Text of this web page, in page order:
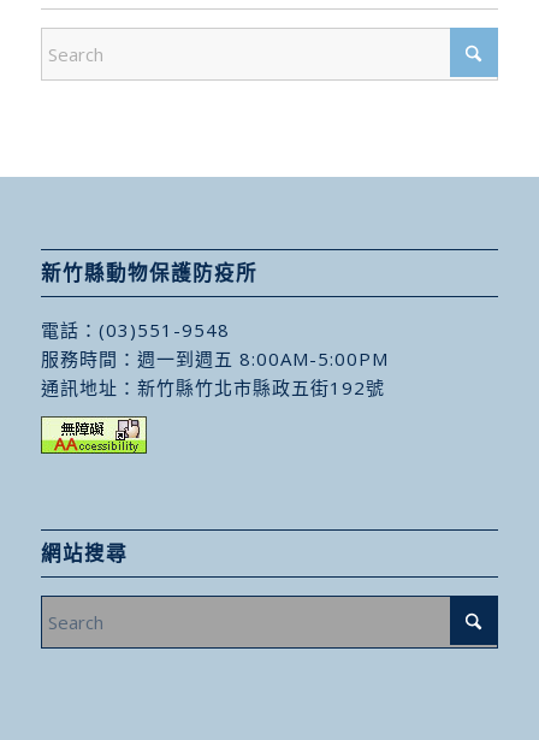
新竹縣動物保護防疫所
電話： (03)551-9548
服務時間：週一到週五 8:00AM-5:00PM
通訊地址： 新竹縣竹北市縣政五街192號
網站搜尋